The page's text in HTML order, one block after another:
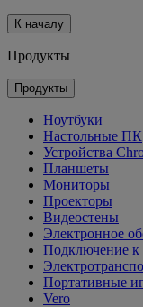
К началу
Продукты
Продукты
Ноутбуки
Настольные ПК
Устройства
Планшеты
Мониторы
Проекторы
Видеостены
Электронное
Подключение к
Портативные
Vero